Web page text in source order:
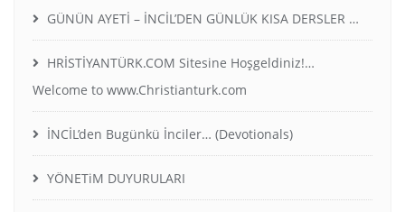
GÜNÜN AYETİ – İNCİL’DEN GÜNLÜK KISA DERSLER …
HRİSTİYANTÜRK.COM Sitesine Hoşgeldiniz!…
Welcome to www.Christianturk.com
İNCİL’den Bugünkü İnciler… (Devotionals)
YÖNETiM DUYURULARI